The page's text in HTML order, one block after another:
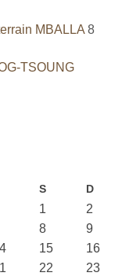
MBALLA 8
TSOUNG
S D
1
2
8
9
15
16
22
23